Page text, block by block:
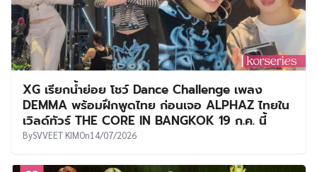
XG เรียกน้ำย่อย โชว์ Dance Challenge เพลง
DEMMA พร้อมฝึกพูดไทย ก่อนเจอ ALPHAZ ไทยใน
เวิลด์ทัวร์ THE CORE IN BANGKOK 19 ก.ค. นี้
BySVVEET KIMOn14/07/2026